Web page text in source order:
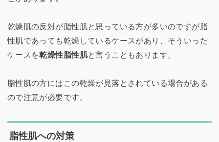
乾燥肌の反対が脂性肌と思っている方が多いのですが脂
性肌であっても乾燥しているケースがあり、そういった
ケースを乾燥性脂性肌と言うこともあります。
脂性肌の方にはこの乾燥が見落とされている場合がある
ので注意が必要です。
脂性肌への対策